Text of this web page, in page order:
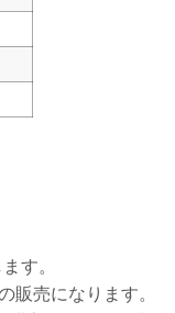
す。
販売になります。